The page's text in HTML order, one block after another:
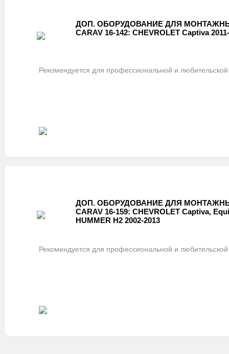
ДОП. ОБОРУДОВАНИЕ ДЛЯ
CARAV 16-142: CHEVROLET Captiva
Рекомендуется для профессиональной и
ДОП. ОБОРУДОВАНИЕ ДЛЯ
CARAV 16-159: CHEVROLET Captiva,
HUMMER H2 2002-2013
Рекомендуется для профессиональной и